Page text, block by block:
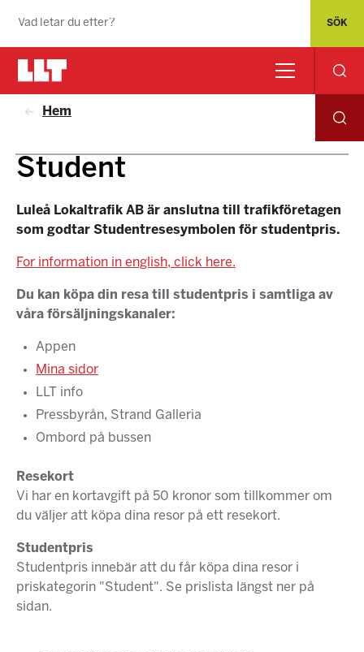
Hem
Student
Luleå Lokaltrafik AB är anslutna till trafikföretagen
som godtar Studentresesymbolen för studentpris.
For information in english, click here.
Du kan köpa din resa till studentpris i samtliga av
våra försäljningskanaler:
Appen
Mina sidor
LLT info
Pressbyrån, Strand Galleria
Ombord på bussen
Resekort
Vi har en kortavgift på 50 kronor som tillkommer om
du väljer att köpa dina resor på ett resekort.
Studentpris
Studentpris innebär att du får köpa dina resor i
priskategorin "Student". Se prislista längst ner på
sidan.